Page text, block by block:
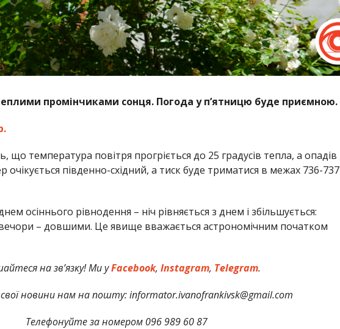
промінчиками сонця. Погода у п’ятницю буде приємною.
температура повітря прогріється до 25 градусів тепла, а опадів
очікується південно-східний, а тиск буде триматися в межах 736-737
осіннього рівнодення – ніч рівняється з днем і збільшується:
– довшими. Це явище вважається астрономічним початком
на зв’язку! Ми уFacebook, Instagram, Telegram.
новини нам на пошту: informator.ivanofrankivsk@gmail.com
Телефонуйте за номером 096 989 60 87